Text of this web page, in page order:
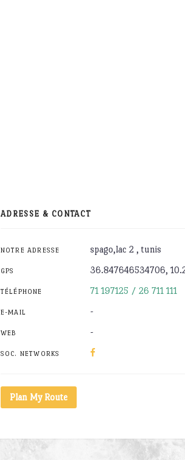
ADRESSE & CONTACT
NOTRE ADRESSE spago,lac 2 , tunis
GPS 36.847646534706,
TÉLÉPHONE 71 197125 / 26 711 111
E-MAIL -
WEB -
SOC. NETWORKS
Plan My Route